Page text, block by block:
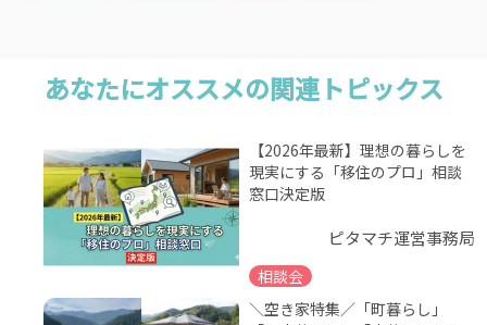
あなたにオススメの関連トピックス
【2026年最新】理想の暮らしを
現実にする「移住のプロ」相談
窓口決定版
ピタマチ運営事務局
相談会
＼空き家特集／「町暮らし」